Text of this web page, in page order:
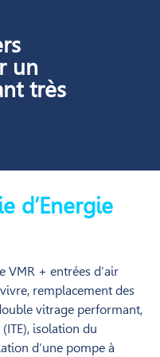
un
très
d’Energie
VMR + entrées d’air
remplacement des
vitrage performant,
isolation du
d’une pompe à